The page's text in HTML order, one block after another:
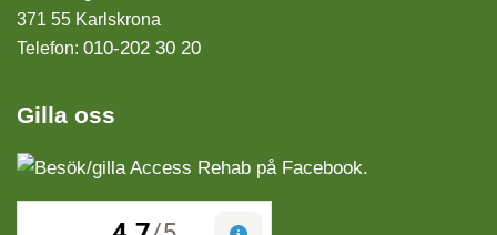
371 55 Karlskrona
Telefon: 010-202 30 20
Gilla oss